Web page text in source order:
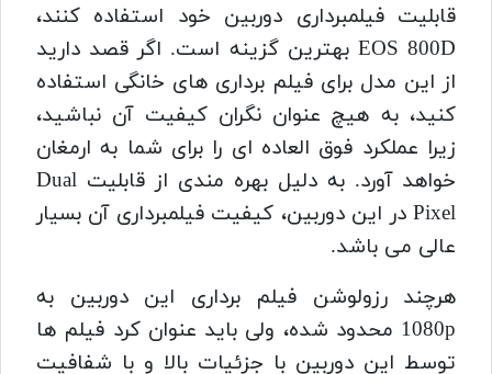
قابلیت فیلمبرداری دوربین خود استفاده کنند،
EOS 800D بهترین گزینه است. اگر قصد دارید
از این مدل برای فیلم برداری های خانگی استفاده
کنید، به هیچ عنوان نگران کیفیت آن نباشید،
زیرا عملکرد فوق العاده ای را برای شما به ارمغان
خواهد آورد. به دلیل بهره مندی از قابلیت Dual
Pixel در این دوربین، کیفیت فیلمبرداری آن بسیار
عالی می باشد.
هرچند رزولوشن فیلم برداری این دوربین به
1080p محدود شده، ولی باید عنوان کرد فیلم ها
توسط این دوربین با جزئیات بالا و با شفافیت